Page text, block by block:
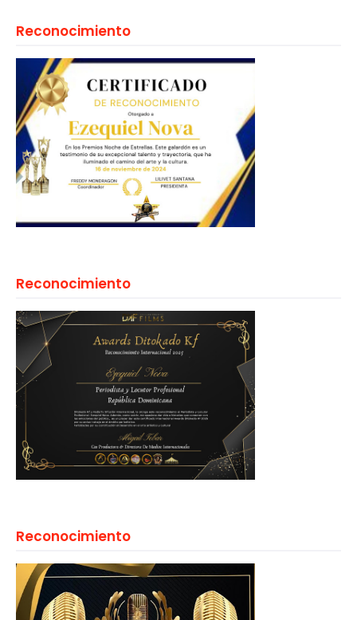
Reconocimiento
Reconocimiento
Reconocimiento